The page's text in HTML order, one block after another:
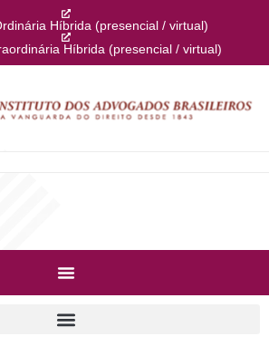
Híbrida (presencial / virtual)
Híbrida (presencial / virtual)